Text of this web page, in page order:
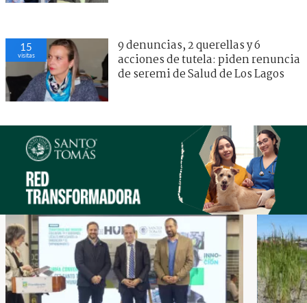
15
visitas
9 denuncias, 2 querellas y 6
acciones de tutela: piden renuncia
de seremi de Salud de Los Lagos